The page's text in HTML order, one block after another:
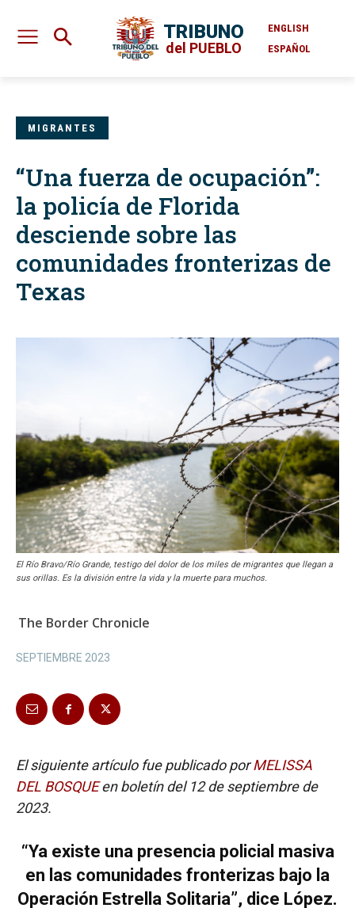
TRIBUNO
del PUEBLO
ENGLISH
ESPAÑOL
MIGRANTES
“Una fuerza de ocupación”:
la policía de Florida
desciende sobre las
comunidades fronterizas de
Texas
El Río Bravo/Río Grande, testigo del dolor de los miles de migrantes que llegan a
sus orillas. Es la división entre la vida y la muerte para muchos.
The Border Chronicle
SEPTIEMBRE 2023
El siguiente artículo fue publicado porMELISSA
DEL BOSQUEen boletín del 12 de septiembre de
2023.
“Ya existe una presencia policial masiva
en las comunidades fronterizas bajo la
Operación Estrella Solitaria”, dice López.